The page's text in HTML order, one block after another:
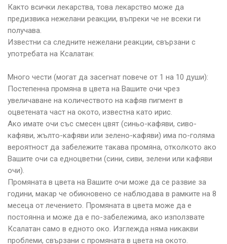
Както всички лекарства, това лекарство може да
предизвика нежелани реакции, въпреки че не всеки ги
получава.
Известни са следните нежелани реакции, свързани с
употребата на Ксалатан:
Много чести (могат да засегнат повече от 1 на 10 души):
Постепенна промяна в цвета на Вашите очи чрез
увеличаване на количеството на кафяв пигмент в
оцветената част на окото, известна като ирис.
Ако имате очи със смесен цвят (синьо-кафяви, сиво-
кафяви, жълто-кафяви или зелено-кафяви) има по-голяма
вероятност да забележите такава промяна, отколкото ако
Вашите очи са едноцветни (сини, сиви, зелени или кафяви
очи).
Промяната в цвета на Вашите очи може да се развие за
години, макар че обикновено се наблюдава в рамките на 8
месеца от лечението. Промяната в цвета може да е
постоянна и може да е по-забележима, ако използвате
Ксалатан само в едното око. Изглежда няма никакви
проблеми, свързани с промяната в цвета на окото.